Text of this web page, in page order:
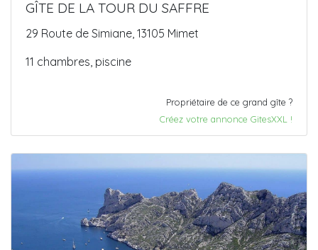
GÎTE DE LA TOUR DU SAFFRE
29 Route de Simiane, 13105 Mimet
11 chambres, piscine
Propriétaire de ce grand gîte ?
Créez votre annonce GitesXXL !